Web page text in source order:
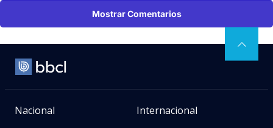
Mostrar Comentarios
Nacional Internacional